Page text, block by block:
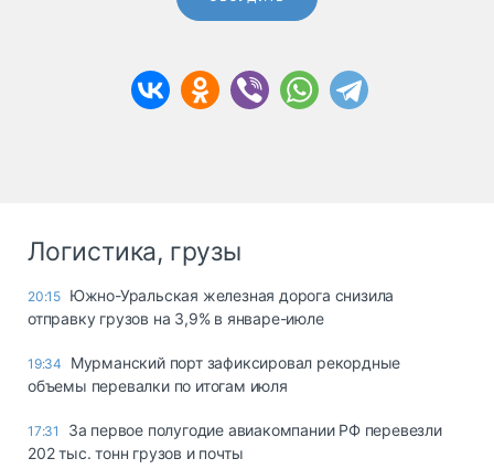
Логистика, грузы
20:15 Южно-Уральская железная дорога снизила
отправку грузов на 3,9% в январе-июле
19:34
Мурманский порт зафиксировал рекордные
объемы перевалки по итогам июля
17:31
За первое полугодие авиакомпании РФ перевезли
202 тыс. тонн грузов и почты